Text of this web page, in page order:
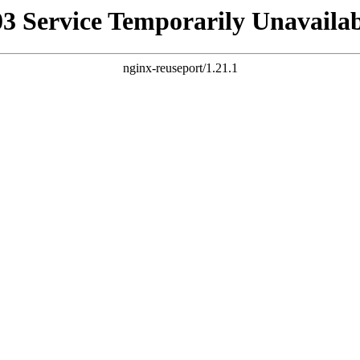
Service Temporarily
nginx-reuseport/1.21.1